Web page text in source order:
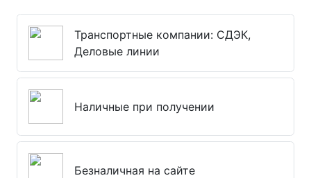
Транспортные компании: СДЭК,
Деловые линии
Наличные при получении
Безналичная на сайте